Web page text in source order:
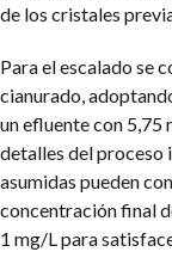
de los cristales
Para el escalado se
cianurado,
un efluente con 5,75
detalles del proceso
asumidas pueden
concentración final
1 mg/L para